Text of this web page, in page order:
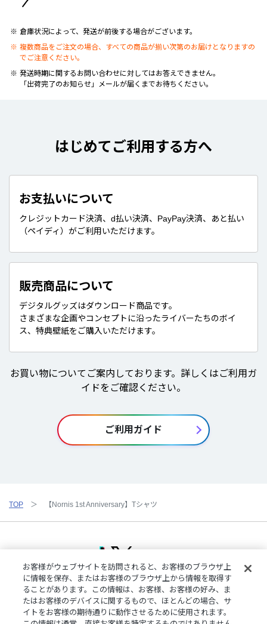
倉庫状況によって、発送が前後する場合がございます。
複数商品をご注文の場合、すべての商品が揃い次第のお届けとなりますの
でご注意ください。
発送時期に関するお問い合わせに対してはお答えできません。
「出荷完了のお知らせ」メールが届くまでお待ちください。
はじめてご利用する方へ
お支払いについて
クレジットカード決済、d払い決済、PayPay決済、あと払い
（ペイディ）がご利用いただけます。
販売商品について
デジタルグッズはダウンロード商品です。
さまざまな企画やコンセプトに沿ったライバーたちのボイ
ス、特典壁紙をご購入いただけます。
お買い物についてご案内しております。詳しくはご利用ガ
イドをご確認ください。
ご利用ガイド
TOP 【Nornis 1st Anniversary】Tシャツ
ご利用規約プライバシーポリシー
特定商取引法に基づく表記
ご利用ガイドよくある質問お問い合わせにじさんじ公式サイト
クッキーの詳細
お客様がウェブサイトを訪問されると、お客様のブラウザ上
に情報を保存、またはお客様のブラウザ上から情報を取得す
ることがあります。この情報は、お客様、お客様の好み、ま
たはお客様のデバイスに関するもので、ほとんどの場合、サ
イトをお客様の期待通りに動作させるために使用されます。